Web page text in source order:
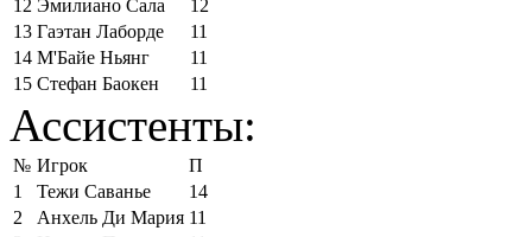
12 Эмилиано Сала
12
13 Гаэтан Лаборде
11
14 М'Байе Ньянг
11
15 Стефан Баокен 11
Ассистенты:
№ Игрок
П
1
Тежи Саванье
14
2
Анхель Ди Мария 11